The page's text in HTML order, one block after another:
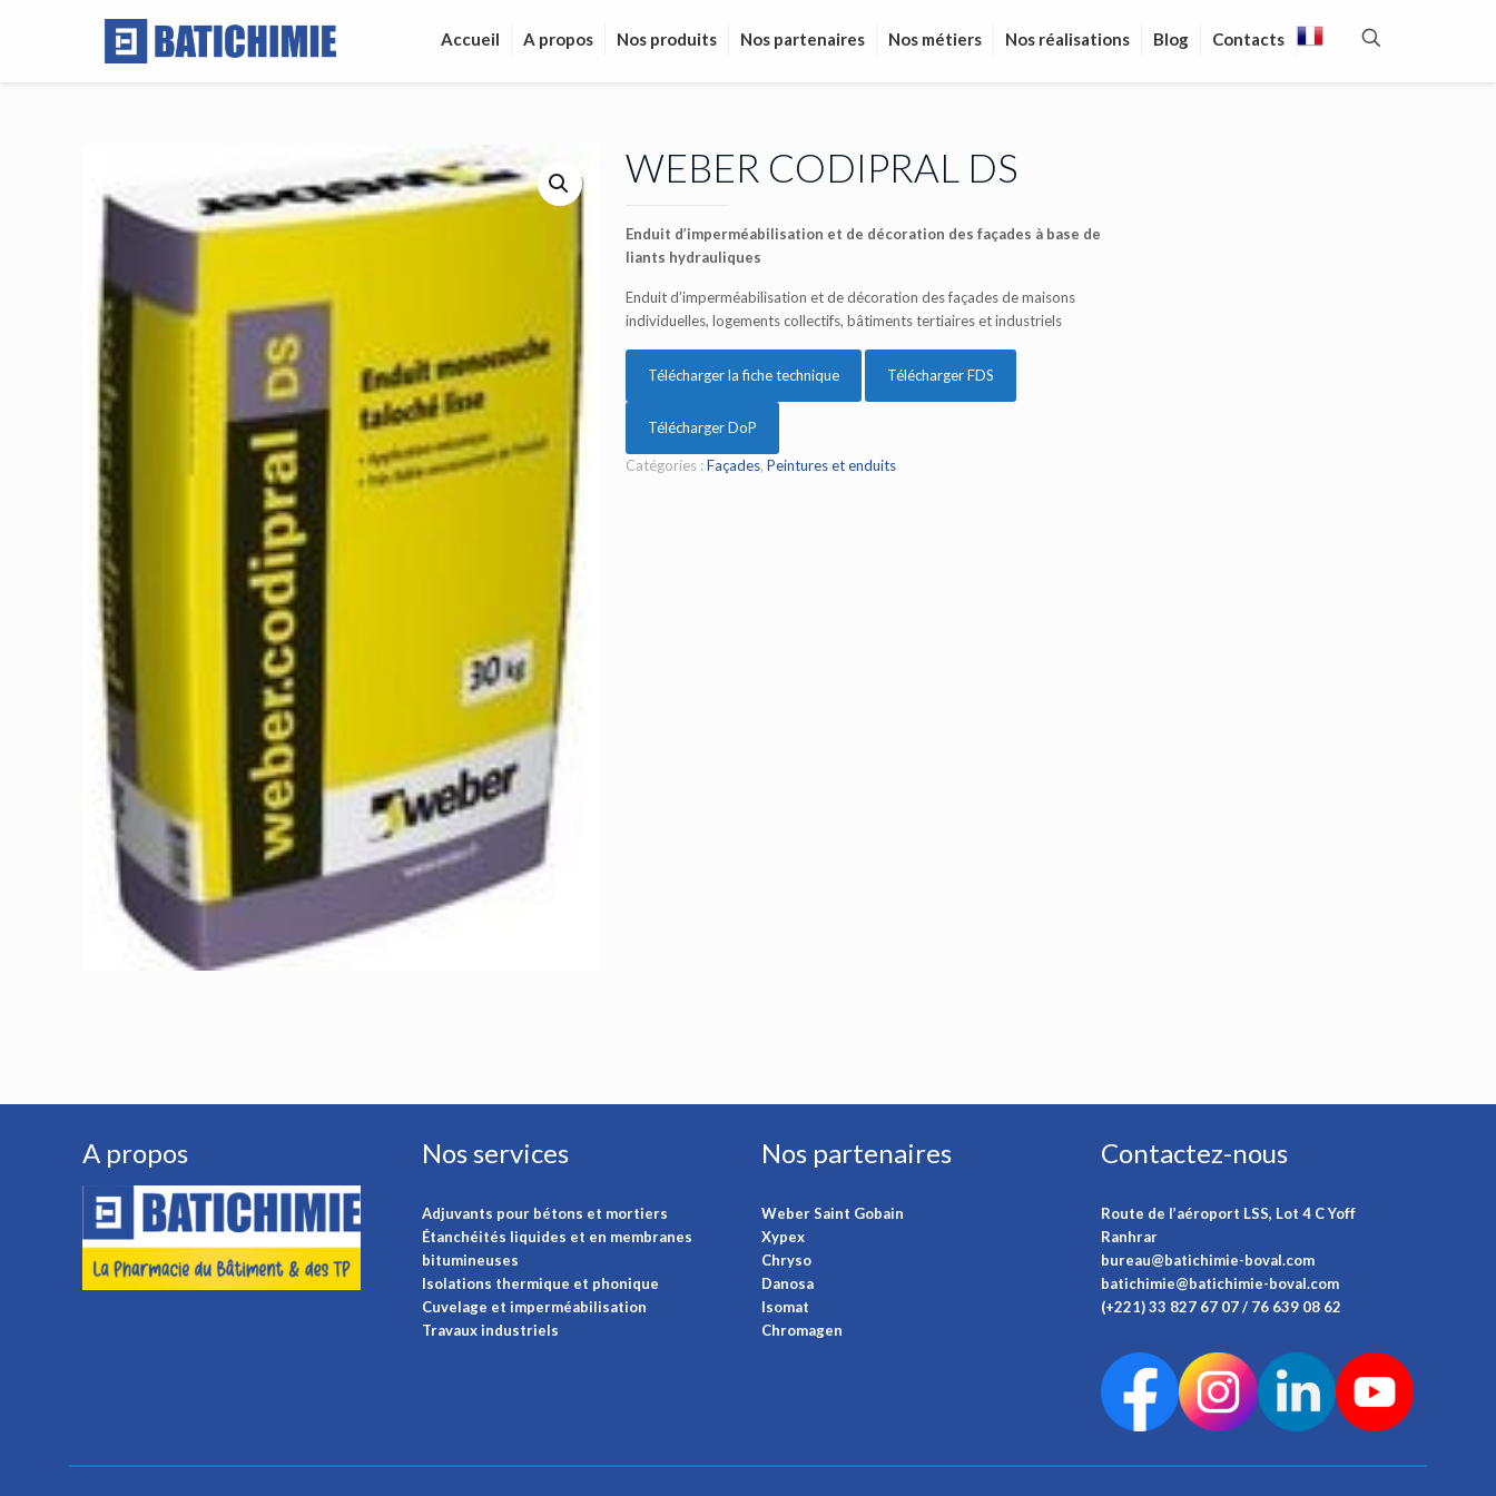
Accueil A propos Nos produits Nos partenaires Nos métiers Nos réalisations Blog Contacts
WEBER CODIPRAL DS
Enduit d’imperméabilisation et de décoration des façades à base de
liants hydrauliques
Enduit d’imperméabilisation et de décoration des façades de maisons
individuelles, logements collectifs, bâtiments tertiaires et industriels
Télécharger la fiche technique Télécharger FDS
Télécharger DoP
Catégories :Façades, Peintures et enduits
A propos Nos services
Adjuvants pour bétons et mortiers
Étanchéités liquides et en membranes
bitumineuses
Isolations thermique et phonique
Cuvelage et imperméabilisation
Travaux industriels
Nos partenaires
Weber Saint Gobain
Xypex
Chryso
Danosa
Isomat
Chromagen
Contactez-nous
Route de l’aéroport LSS, Lot 4 C Yoff
Ranhrar
bureau@batichimie-boval.com
batichimie@batichimie-boval.com
(+221) 33 827 67 07 / 76 639 08 62